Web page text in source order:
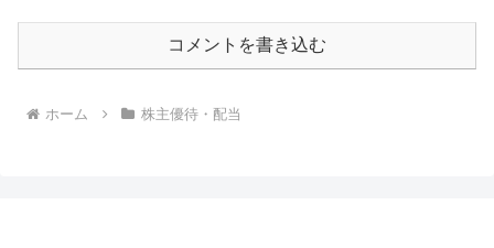
コメントを書き込む
ホーム 株主優待・配当